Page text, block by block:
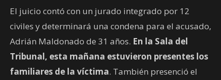
El juicio contó con un jurado integrado por 12
civiles y determinará una condena para el acusado,
Adrián Maldonado de 31 años. En la Sala del
Tribunal, esta mañana estuvieron presentes los
familiares de la víctima. También presenció el